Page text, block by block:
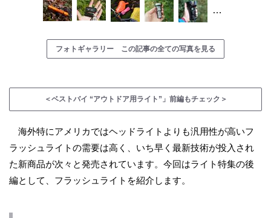
…
フォトギャラリー この記事の全ての写真を見る
＜ベストバイ “アウトドア用ライト”」前編もチェック＞
海外特にアメリカではヘッドライトよりも汎用性が高いフ
ラッシュライトの需要は高く、いち早く最新技術が投入され
た新商品が次々と発売されています。今回はライト特集の後
編として、フラッシュライトを紹介します。